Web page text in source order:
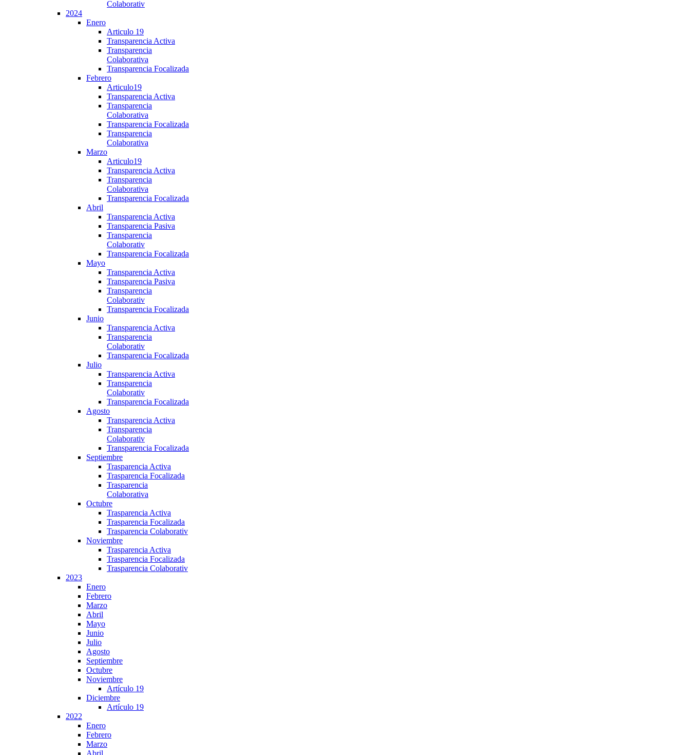
Colaborativ
2024
Enero
Articulo 19
Transparencia Activa
Transparencia
Colaborativa
Transparencia Focalizada
Febrero
Articulo19
Transparencia Activa
Transparencia
Colaborativa
Transparencia Focalizada
Transparencia
Colaborativa
Marzo
Articulo19
Transparencia Activa
Transparencia
Colaborativa
Transparencia Focalizada
Abril
Transparencia Activa
Transparencia Pasiva
Transparencia
Colaborativ
Transparencia Focalizada
Mayo
Transparencia Activa
Transparencia Pasiva
Transparencia
Colaborativ
Transparencia Focalizada
Junio
Transparencia Activa
Transparencia
Colaborativ
Transparencia Focalizada
Julio
Transparencia Activa
Transparencia
Colaborativ
Transparencia Focalizada
Agosto
Transparencia Activa
Transparencia
Colaborativ
Transparencia Focalizada
Septiembre
Trasparencia Activa
Trasparencia Focalizada
Trasparencia
Colaborativa
Octubre
Trasparencia Activa
Trasparencia Focalizada
Trasparencia Colaborativ
Noviembre
Trasparencia Activa
Trasparencia Focalizada
Trasparencia Colaborativ
2023
Enero
Febrero
Marzo
Abril
Mayo
Junio
Julio
Agosto
Septiembre
Octubre
Noviembre
Artículo 19
Diciembre
Artículo 19
2022
Enero
Febrero
Marzo
Abril